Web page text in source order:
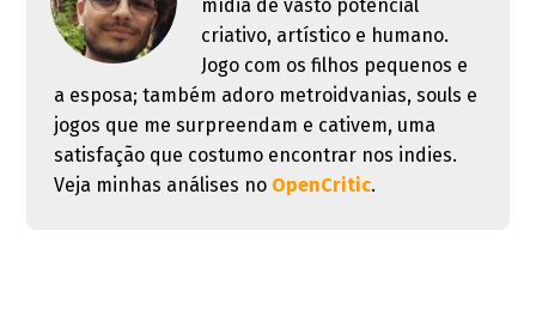
mídia de vasto potencial
criativo, artístico e humano.
Jogo com os filhos pequenos e
a esposa; também adoro metroidvanias, souls e
jogos que me surpreendam e cativem, uma
satisfação que costumo encontrar nos indies.
Veja minhas análises no OpenCritic.